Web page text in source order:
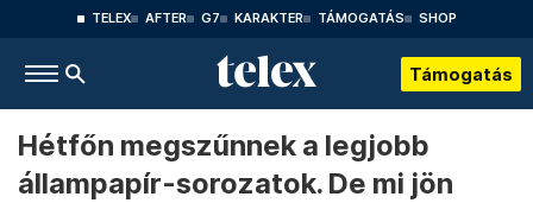
TELEX AFTER G7 KARAKTER TÁMOGATÁS SHOP
Támogatás
Hétfőn megszűnnek a legjobb
állampapír-sorozatok. De mi jön